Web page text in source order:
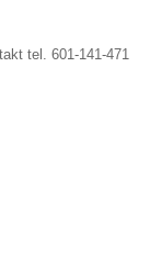
tel. 601-141-471